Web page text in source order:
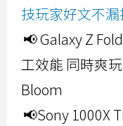
技玩家好文不漏
📢 Galaxy Z
工效能 同時爽
Bloom
📢Sony 1000X